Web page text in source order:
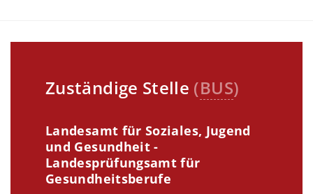
Zuständige Stelle (BUS)
Landesamt für Soziales, Jugend
und Gesundheit -
Landesprüfungsamt für
Gesundheitsberufe